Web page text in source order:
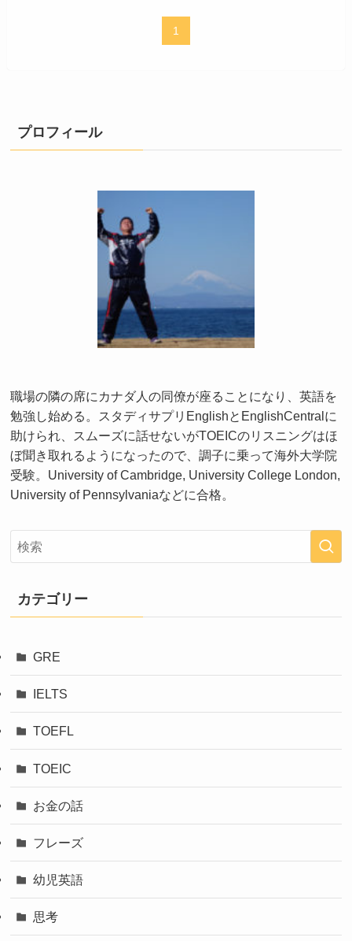
1
プロフィール
職場の隣の席にカナダ人の同僚が座ることになり、英語を
勉強し始める。スタディサプリEnglishとEnglishCentralに
助けられ、スムーズに話せないがTOEICのリスニングはほ
ぼ聞き取れるようになったので、調子に乗って海外大学院
受験。University of Cambridge, University College London,
University of Pennsylvaniaなどに合格。
カテゴリー
GRE
IELTS
TOEFL
TOEIC
お金の話
フレーズ
幼児英語
思考